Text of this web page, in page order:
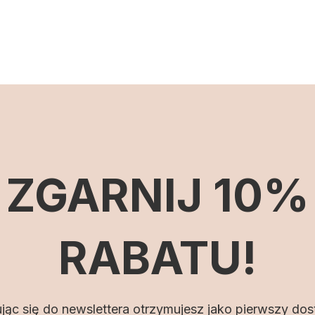
ZGARNIJ 10%
RABATU!
się do newslettera otrzymujesz jako pierwszy